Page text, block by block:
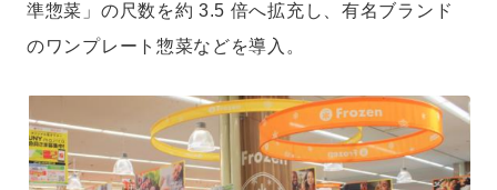
準惣菜」の尺数を約 3.5 倍へ拡充し、有名ブランド
のワンプレート惣菜などを導入。